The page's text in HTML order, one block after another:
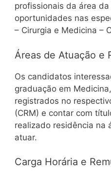
profissionais da área
oportunidades nas
– Cirurgia e Medicina –
Áreas de Atuação e
Os candidatos
graduação em
registrados no
(CRM) e contar com
realizado residência na
atuar.
Carga Horária e